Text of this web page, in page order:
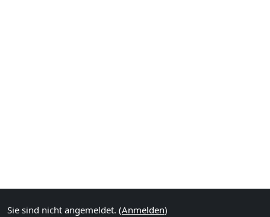
Sie sind nicht angemeldet. (Anmelden)